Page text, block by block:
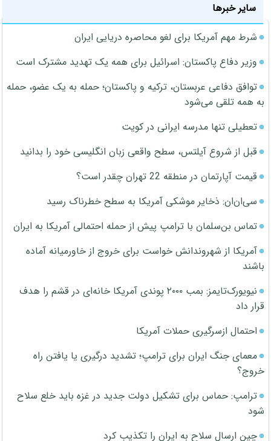
سایر خبرها
شرط مهم آمریکا برای لغو محاصره دریایی ایران
وزیر دفاع پاکستان: اسرائیل برای همه یک تهدید مشترک است
توافق دفاعی عربستان، ترکیه و پاکستان؛ حمله به یک عضو، حمله
به همه تلقی می‌شود
تعطیلی تنها مدرسه ایرانی در کویت
قبل از شروع آیلتس، سطح واقعی زبان انگلیسی خود را بدانید
قیمت آپارتمان در منطقه 22 تهران چقدر است؟
سی‌ان‌ان: ذخایر موشکی آمریکا به سطح خطرناک رسید
تماس بن‌سلمان با ترامپ پیش از حمله احتمالی آمریکا به ایران
آمریکا از شهروندانش خواست برای خروج از خاورمیانه آماده
باشند
نیویورک‌تایمز: بمب ۲۰۰۰ پوندی آمریکا خانه‌ای در قشم را هدف
قرار داد
احتمال ازسرگیری حملات آمریکا
معمای جنگ ایران برای ترامپ؛ تشدید درگیری یا یافتن راه
خروج؟
ترامپ: حماس برای تشکیل دولت جدید در غزه باید خلع سلاح
شود
چین ارسال سلاح به ایران را تکذیب کرد